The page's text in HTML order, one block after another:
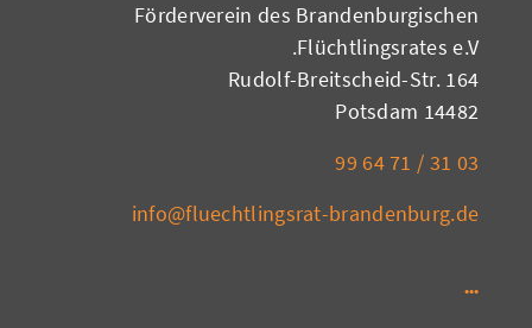
Förderverein des Brandenburgischen
Flüchtlingsrates e.V.
Rudolf-Breitscheid-Str. 164
14482 Potsdam
03 31 / 71 64 99
info@fluechtlingsrat-brandenburg.de